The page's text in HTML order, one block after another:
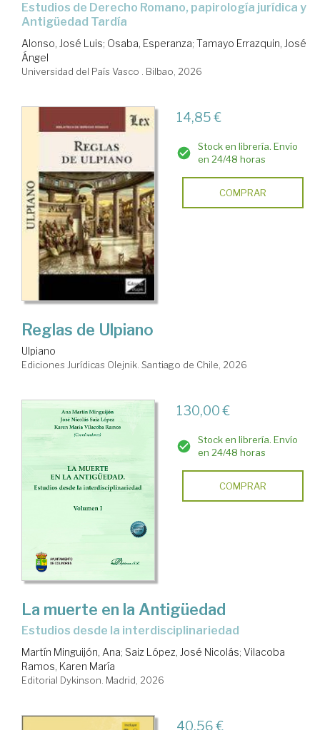
Estudios de Derecho Romano, papirología jurídica y
Antigüedad Tardía
Alonso, José Luis; Osaba, Esperanza; Tamayo Errazquin, José
Ángel
Universidad del País Vasco . Bilbao, 2026
14,85 €
Stock en librería. Envío
en 24/48 horas
COMPRAR
Reglas de Ulpiano
Ulpiano
Ediciones Jurídicas Olejnik. Santiago de Chile, 2026
130,00 €
Stock en librería. Envío
en 24/48 horas
COMPRAR
La muerte en la Antigüedad
Estudios desde la interdisciplinariedad
Martín Minguijón, Ana; Saiz López, José Nicolás; Vilacoba
Ramos, Karen María
Editorial Dykinson. Madrid, 2026
40,56 €